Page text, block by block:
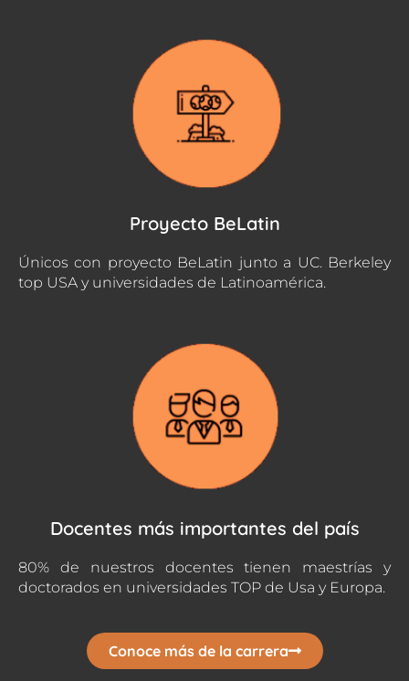
Proyecto BeLatin
Únicos con proyecto BeLatin junto a UC. Berkeley
top USA y universidades de Latinoamérica.
Docentes más importantes del país
80% de nuestros docentes tienen maestrías y
doctorados en universidades TOP de Usa y Europa.
Conoce más de la carrera